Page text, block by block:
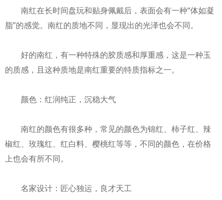
南红在长时间盘玩和贴身佩戴后，表面会有一种“体如凝
脂”的感觉。南红的质地不同，显现出的光泽也会不同。
好的南红，有一种特殊的胶质感和厚重感，这是一种玉
的质感，且这种质地是南红重要的特质指标之一。
颜色：红润纯正，沉稳大气
南红的颜色有很多种，常见的颜色为锦红、柿子红、辣
椒红、玫瑰红、红白料、樱桃红等等，不同的颜色，在价格
上也会有所不同。
名家设计：匠心独运，良才天工